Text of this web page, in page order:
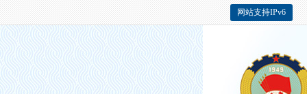
网站支持IPv6